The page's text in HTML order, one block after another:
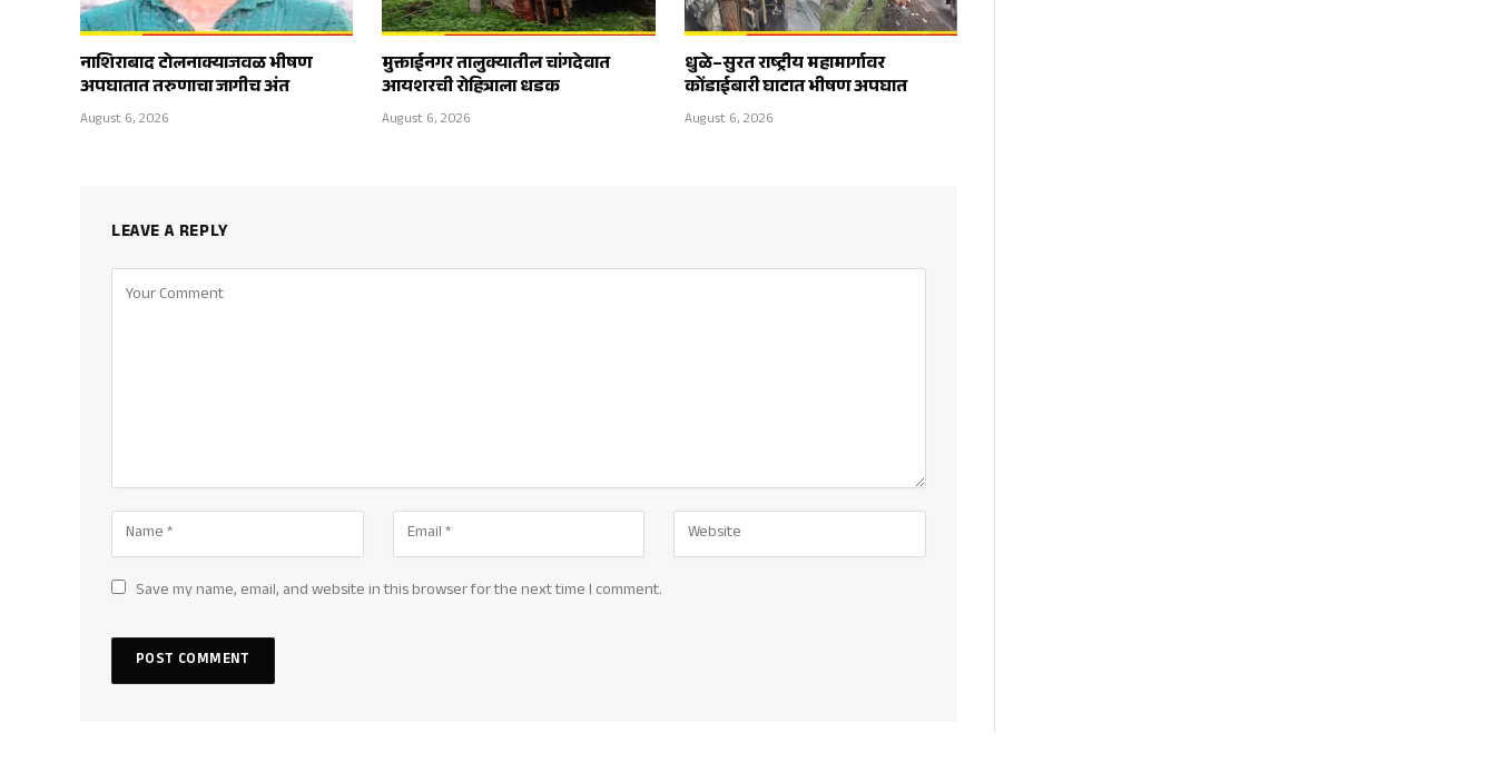
नाशिराबाद टोलनाक्याजवळ भीषण
अपघातात तरुणाचा जागीच अंत
August 6, 2026
मुक्ताईनगर तालुक्यातील चांगदेवात
आयशरची रोहित्राला धडक
August 6, 2026
धुळे–सुरत राष्ट्रीय महामार्गावर
कोंडाईबारी घाटात भीषण अपघात
August 6, 2026
LEAVE A REPLY
Save my name, email, and website in this browser for the next time I comment.